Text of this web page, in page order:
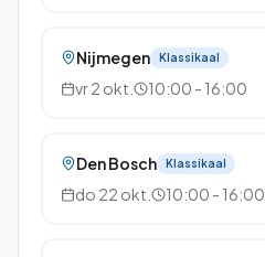
Nijmegen Klassikaal
vr 2 okt. 10:00 - 16:00
Den Bosch Klassikaal
do 22 okt. 10:00 - 16:00